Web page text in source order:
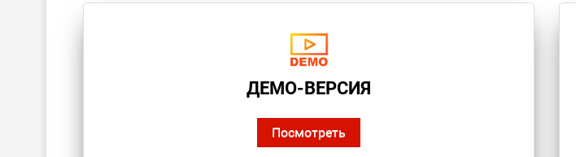
ДЕМО-ВЕРСИЯ
Посмотреть